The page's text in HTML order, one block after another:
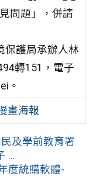
問題」，併請
保護局承辦人林
轉151，電子
。
畫海報
及學前教育署
...
度統購軟體-